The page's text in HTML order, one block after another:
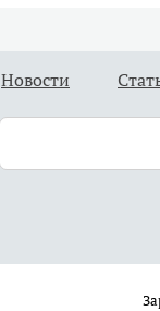
Новости